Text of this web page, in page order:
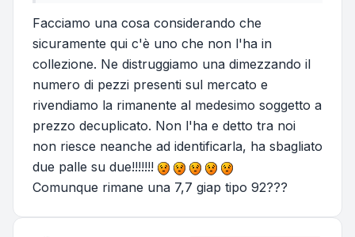
Facciamo una cosa considerando che
sicuramente qui c'è uno che non l'ha in
collezione. Ne distruggiamo una dimezzando il
numero di pezzi presenti sul mercato e
rivendiamo la rimanente al medesimo soggetto a
prezzo decuplicato. Non l'ha e detto tra noi
non riesce neanche ad identificarla, ha sbagliato
due palle su due!!!!!!!
Comunque rimane una 7,7 giap tipo 92???